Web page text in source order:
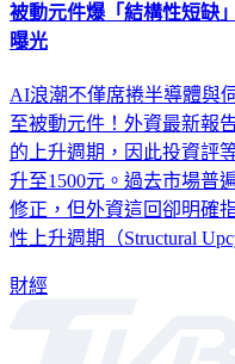
被動元件爆「結構性短缺
曝光
AI浪潮不僅席捲半導體與
至被動元件！外資最新報
的上升週期，因此投資評
升至1500元。過去市場普
修正，但外資這回卻明確
性上升週期（Structural
財經